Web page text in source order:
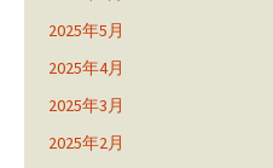
2025年5月
2025年4月
2025年3月
2025年2月